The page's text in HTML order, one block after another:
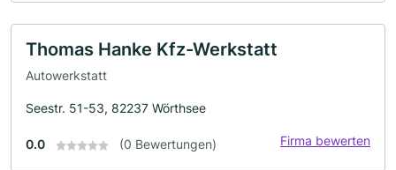
Thomas Hanke Kfz-Werkstatt
Autowerkstatt
Seestr. 51-53, 82237 Wörthsee
0.0 (0 Bewertungen) Firma bewerten